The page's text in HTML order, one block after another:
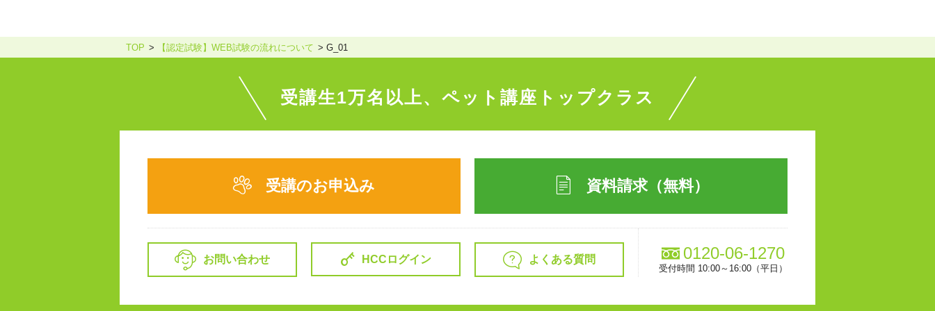
TOP 【認定試験】WEB試験の流れについて G_01
受講生1万名以上、 ペット講座トップクラス
受講のお申込み 資料請求（無料）
お問い合わせ HCCログイン よくある質問 0120-06-1270
受付時間 10:00～16:00（平日）